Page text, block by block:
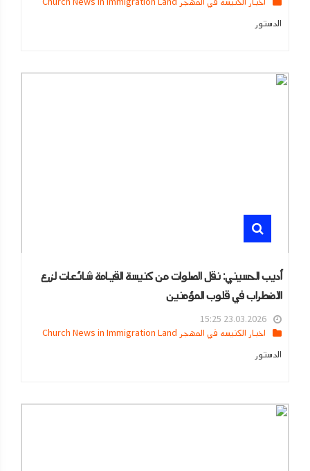
الدستور
أديب الحسيني: نقل الصلوات من كنيسة القيامة شائعات لزرع
الاضطراب في قلوب المؤمنين
23.03.2026 15:25
اخبار الكنيسه في المهجر Church News in Immigration Land
الدستور